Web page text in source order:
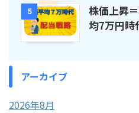
5
株価上昇
均7万円時
アーカイブ
2026年8月